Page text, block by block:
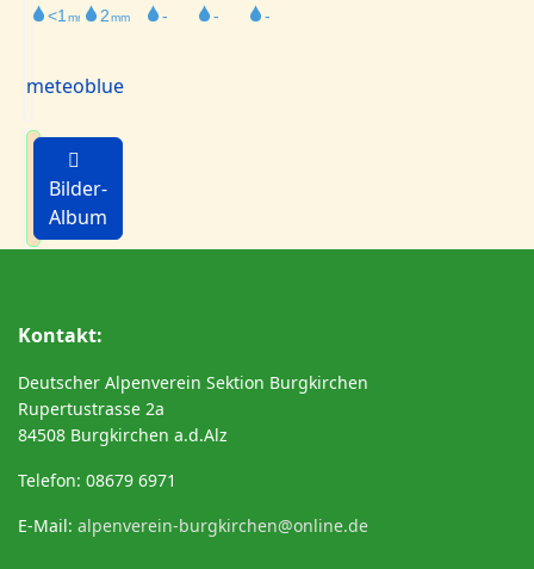
meteoblue
Bilder-
Album
Kontakt:
Deutscher Alpenverein Sektion Burgkirchen
Rupertustrasse 2a
84508 Burgkirchen a.d.Alz
Telefon: 08679 6971
E-Mail: alpenverein-burgkirchen@online.de